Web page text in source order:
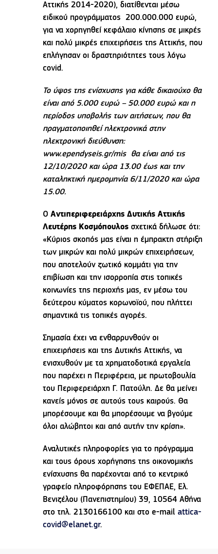
Αττικής 2014-2020), διατίθενται μέσω
ειδικού προγράμματος 200.000.000 ευρώ,
για να χορηγηθεί κεφάλαιο κίνησης σε μικρές
και πολύ μικρές επιχειρήσεις της Αττικής, που
επλήγησαν οι δραστηριότητες τους λόγω
covid.
Το ύψος της ενίσχυσης για κάθε δικαιούχο θα
είναι από 5.000 ευρώ – 50.000 ευρώ και η
περίοδος υποβολής των αιτήσεων, που θα
πραγματοποιηθεί ηλεκτρονικά στην
ηλεκτρονική διεύθυνση:
www.ependyseis.gr/mis θα είναι από τις
12/10/2020 και ώρα 13.00 έως και την
καταληκτική ημερομηνία 6/11/2020 και ώρα
15.00.
ΟΑντιπεριφερειάρχης Δυτικής Αττικής
Λευτέρης Κοσμόπουλος σχετικά δήλωσε ότι:
«Κύριος σκοπός μας είναι η έμπρακτη στήριξη
των μικρών και πολύ μικρών επιχειρήσεων,
που αποτελούν ζωτικό κομμάτι για την
επιβίωση και την ισορροπία στις τοπικές
κοινωνίες της περιοχής μας, εν μέσω του
δεύτερου κύματος κορωνοϊού, που πλήττει
σημαντικά τις τοπικές αγορές.
Σημασία έχει να ενθαρρυνθούν οι
επιχειρήσεις και της Δυτικής Αττικής, να
ενισχυθούν με τα χρηματοδοτικά εργαλεία
που παρέχει η Περιφέρεια, με πρωτοβουλία
του Περιφερειάρχη Γ. Πατούλη. Δε θα μείνει
κανείς μόνος σε αυτούς τους καιρούς. Θα
μπορέσουμε και θα μπορέσουμε να βγούμε
όλοι αλώβητοι και από αυτήν την κρίση».
Αναλυτικές πληροφορίες για το πρόγραμμα
και τους όρους χορήγησης της οικονομικής
ενίσχυσης θα παρέχονται από το κεντρικό
γραφείο πληροφόρησης του ΕΦΕΠΑΕ, Ελ.
Βενιζέλου (Πανεπιστημίου) 39, 10564 Αθήνα
στο τηλ. 2130166100 και στο e-mailattica-
covid@elanet.gr.